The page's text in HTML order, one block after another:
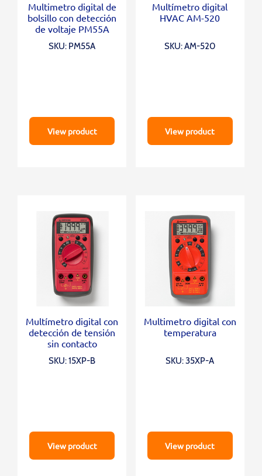
Multimetro digital de
bolsillo con detección
de voltaje PM55A
SKU: PM55A
View product
Multímetro digital
HVAC AM-520
SKU: AM-520
View product
Multímetro digital con
detección de tensión
sin contacto
SKU: 15XP-B
View product
Multimetro digital con
temperatura
SKU: 35XP-A
View product